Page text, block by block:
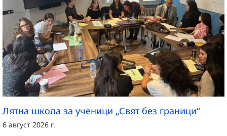
Лятна школа за ученици „Свят без граници“
6 август 2026 г.